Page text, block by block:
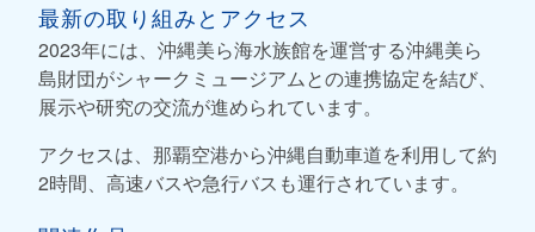
最新の取り組みとアクセス
2023年には、沖縄美ら海水族館を運営する沖縄美ら
島財団がシャークミュージアムとの連携協定を結び、
展示や研究の交流が進められています。
アクセスは、那覇空港から沖縄自動車道を利用して約
2時間、高速バスや急行バスも運行されています。